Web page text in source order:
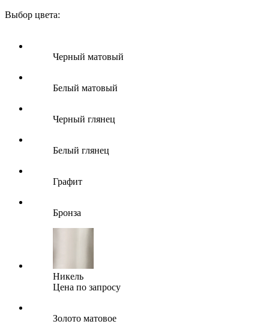
Выбор цвета:
Черный матовый
Белый матовый
Черный глянец
Белый глянец
Графит
Бронза
Никель
Цена по запросу
Золото матовое